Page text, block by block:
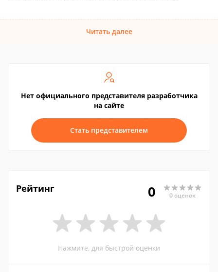
Читать далее
Нет официального представителя разработчика
на сайте
Стать представителем
Рейтинг 0 0 оценок
Нажмите, для быстрой оценки